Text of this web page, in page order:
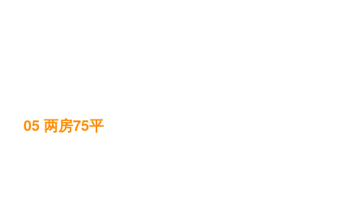
05 两房75平